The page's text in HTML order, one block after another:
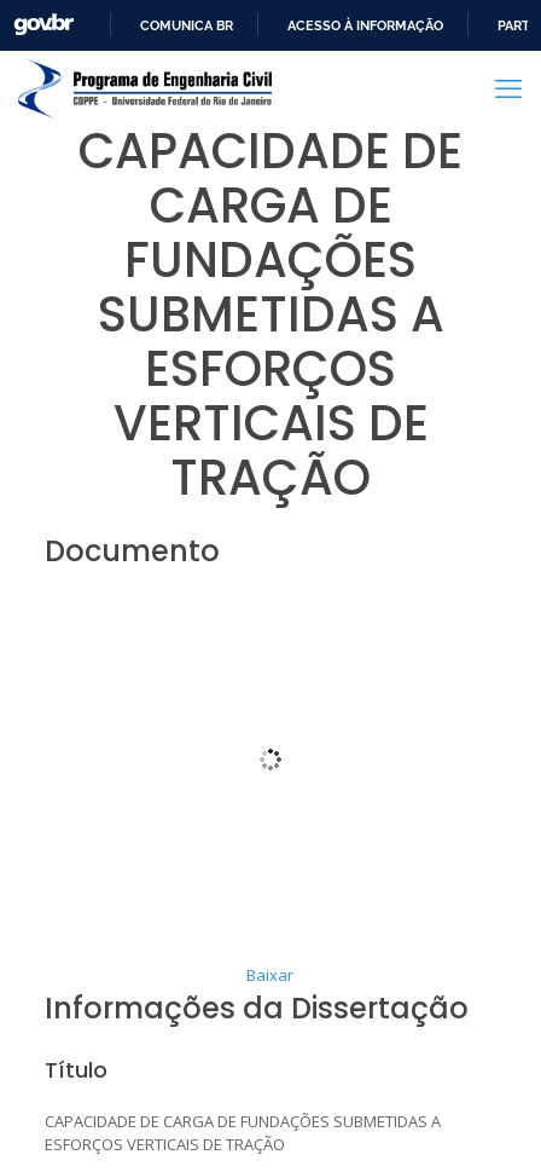
PARA
CONTEÚDO
COMUNICA BR ACESSO À INFORMAÇÃO
CAPACIDADE DE
CARGA DE
FUNDAÇÕES
SUBMETIDAS A
ESFORÇOS
VERTICAIS DE
TRAÇÃO
Documento
Baixar
Informações da Dissertação
Título
CAPACIDADE DE CARGA DE FUNDAÇÕES SUBMETIDAS A
ESFORÇOS VERTICAIS DE TRAÇÃO